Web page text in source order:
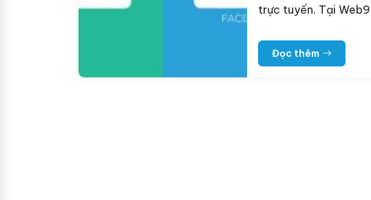
trực tuyến. Tại
Đọc thêm